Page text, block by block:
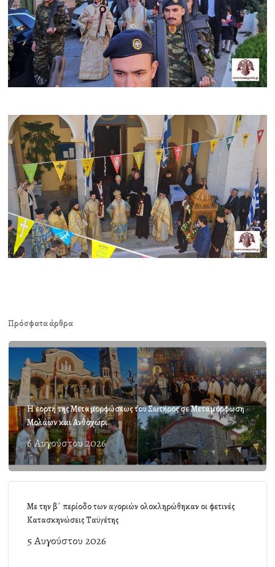
Πρόσφατα άρθρα
Η εορτή της Μεταμορφώσεως του Σωτήρος σε Μεταμόρφωση
Μολάων και Ανθοχώρι
6 Αυγούστου 2026
Με την β΄ περίοδο των αγοριών ολοκληρώθηκαν οι φετινές
Κατασκηνώσεις Ταϋγέτης
5 Αυγούστου 2026